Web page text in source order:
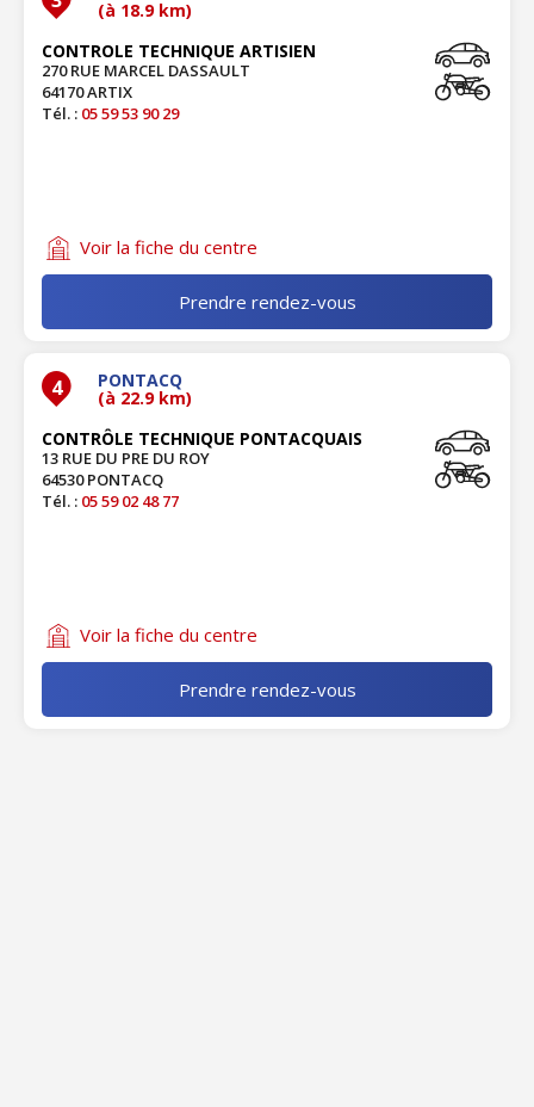
(à 18.9 km)
CONTROLE TECHNIQUE ARTISIEN
270 RUE MARCEL DASSAULT
64170 ARTIX
Tél. : 05 59 53 90 29
Voir la fiche du centre
Prendre rendez-vous
4 PONTACQ
(à 22.9 km)
CONTRÔLE TECHNIQUE PONTACQUAIS
13 RUE DU PRE DU ROY
64530 PONTACQ
Tél. : 05 59 02 48 77
Voir la fiche du centre
Prendre rendez-vous